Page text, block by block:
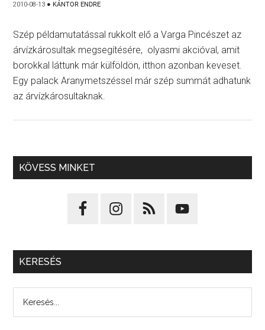
2010-08-13 ● KÁNTOR ENDRE
Szép példamutatással rukkolt elő a Varga Pincészet az
árvízkárosultak megsegítésére, olyasmi akcióval, amit
borokkal láttunk már külföldön, itthon azonban keveset.
Egy palack Aranymetszéssel már szép summát adhatunk
az árvízkárosultaknak.
KÖVESS MINKET
KERESÉS